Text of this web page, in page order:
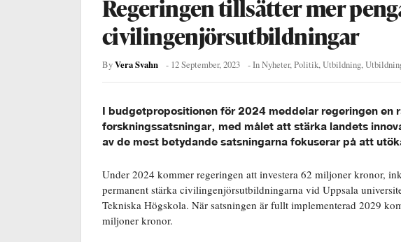
Regeringen tillsätter mer
civilingenjörsutbildningar
ByVera Svahn - 12 September, 2023 - InNyheter,Politik,Utbildning,
I budgetpropositionen för 2024 meddelar regeringen en
forskningssatsningar, med målet att stärka landets
av de mest betydande satsningarna fokuserar på att
Under 2024 kommer regeringen att investera 62 miljoner kronor,
permanent stärka civilingenjörsutbildningarna vid Uppsala
Tekniska Högskola. När satsningen är fullt implementerad 2029
miljoner kronor.